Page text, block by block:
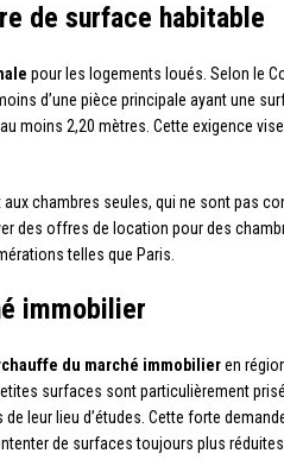
de surface habitable
pour les logements loués. Selon le
d’une pièce principale ayant une
moins 2,20 mètres. Cette exigence
chambres seules, qui ne sont pas
des offres de location pour des
telles que Paris.
immobilier
du marché immobilieren
surfaces sont particulièrement
leur lieu d’études. Cette forte
de surfaces toujours plus réduites.